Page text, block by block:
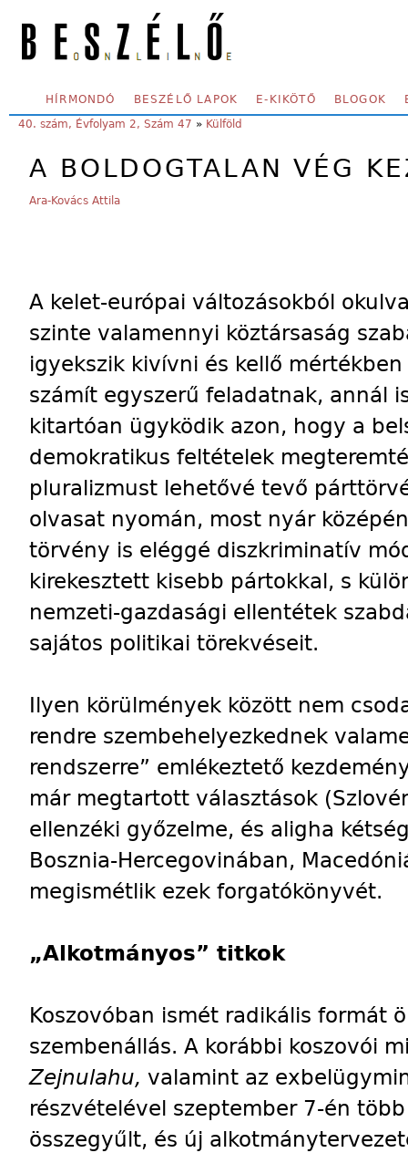
SECONDARY MENU
HÍRMONDÓ BESZÉLŐ LAPOK E-KIKÖTŐ BLOGOK
YOU ARE HERE:
40. szám, Évfolyam 2, Szám 47 » Külföld
A BOLDOGTALAN VÉG
Ara-Kovács Attila
A kelet-európai változásokból
szinte valamennyi köztársaság
igyekszik kivívni és kellő
számít egyszerű feladatnak, annál
kitartóan ügyködik azon, hogy a
demokratikus feltételek
pluralizmust lehetővé tevő
olvasat nyomán, most nyár
törvény is eléggé diszkriminatív
kirekesztett kisebb pártokkal, s
nemzeti-gazdasági ellentétek
sajátos politikai törekvéseit.
Ilyen körülmények között nem
rendre szembehelyezkednek
rendszerre” emlékeztető
már megtartott választások
ellenzéki győzelme, és aligha
Bosznia-Hercegovinában,
megismétlik ezek forgatókönyvét.
„Alkotmányos” titkok
Koszovóban ismét radikális formát
szembenállás. A korábbi koszovói
Zejnulahu, valamint az
részvételével szeptember 7-én
összegyűlt, és új